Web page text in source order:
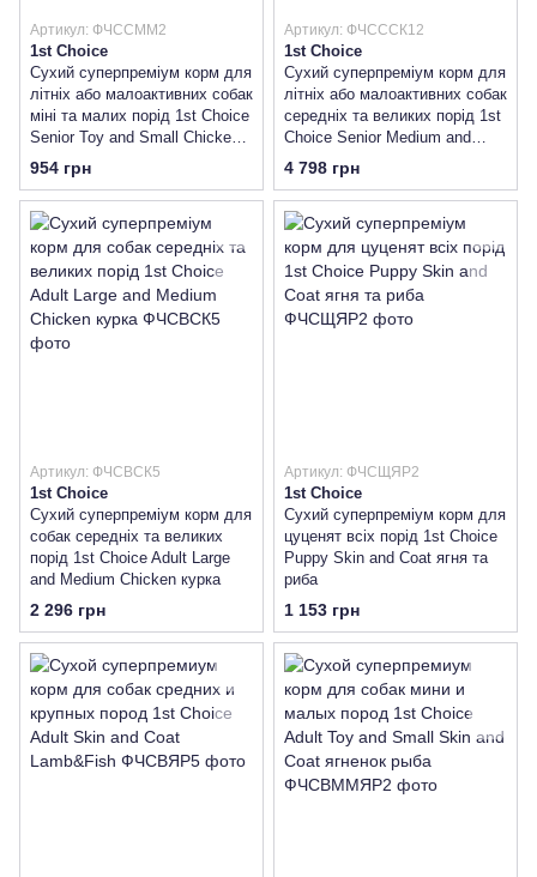
Артикул: ФЧССММ2
1st Choice
Сухий суперпреміум корм для
літніх або малоактивних собак
міні та малих порід 1st Choice
Senior Toy and Small Сhicken
курка
954 грн
Артикул: ФЧСССК12
1st Choice
Сухий суперпреміум корм для
літніх або малоактивних собак
середніх та великих порід 1st
Choice Senior Medium and
Large Сhicken курка
4 798 грн
Артикул: ФЧСВСК5
1st Choice
Сухий суперпреміум корм для
собак середніх та великих
порід 1st Choice Adult Large
and Medium Сhicken курка
2 296 грн
Артикул: ФЧСЩЯР2
1st Choice
Сухий суперпреміум корм для
цуценят всіх порід 1st Choice
Puppy Skin and Coat ягня та
риба
1 153 грн